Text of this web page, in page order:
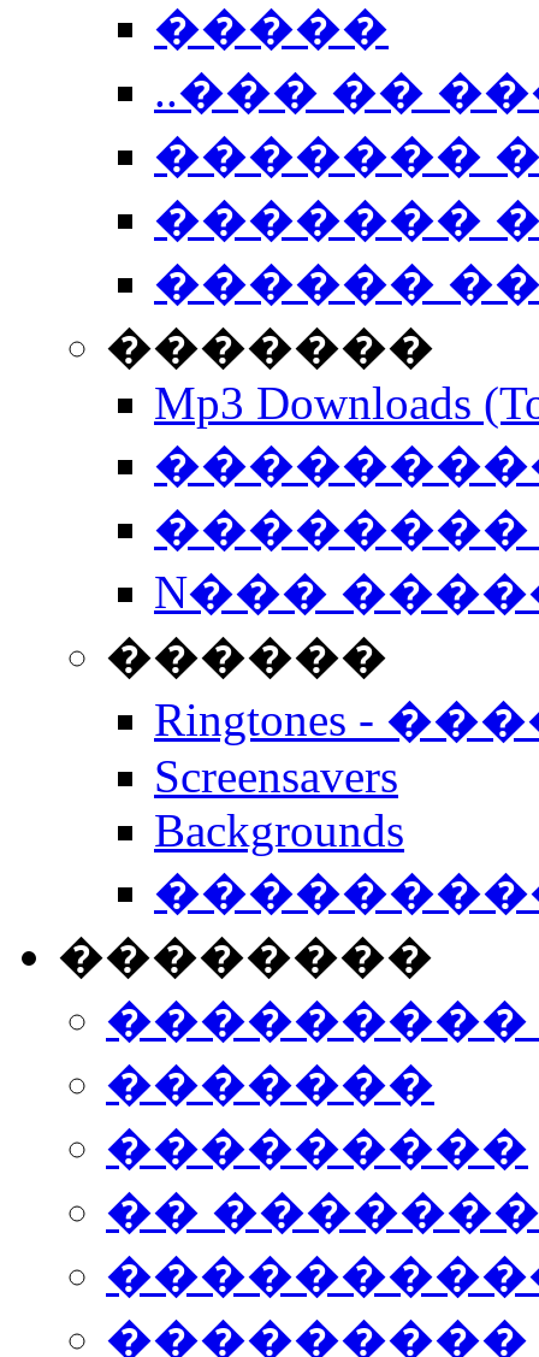
�����
..��� ��
�������
�������
������
�������
Mp3 Downloads
��������
N���
������
Ringtones -
Screensavers
Backgrounds
��������
���������
�������
���������
��
���������